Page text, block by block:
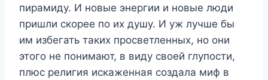
пирамиду. И новые энергии и новые люди
пришли скорее по их душу. И уж лучше бы
им избегать таких просветленных, но они
этого не понимают, в виду своей глупости,
плюс религия искаженная создала миф в